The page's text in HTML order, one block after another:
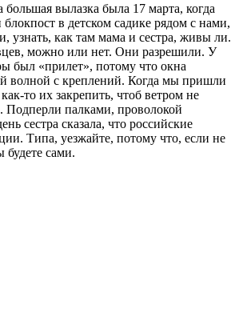
вылазка была 17 марта, когда
в детском садике рядом с нами,
как там мама и сестра, живы ли.
можно или нет. Они разрешили. У
был «прилет», потому что окна
волной с креплений. Когда мы пришли
то их закрепить, чтоб ветром не
палками, проволокой
сестра сказала, что российские
Типа, уезжайте, потому что, если не
будете сами.